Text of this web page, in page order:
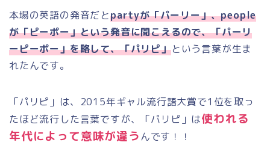
本場の英語の発音だとpartyが「パーリー」、people
が「ピーポー」という発音に聞こえるので、「パーリ
ーピーポー」を略して、「パリピ」という言葉が生ま
れたんです。
「パリピ」は、2015年ギャル流行語大賞で1位を取っ
たほど流行した言葉ですが、
「パリピ」は使われる
年代によって意味が違うんです！！